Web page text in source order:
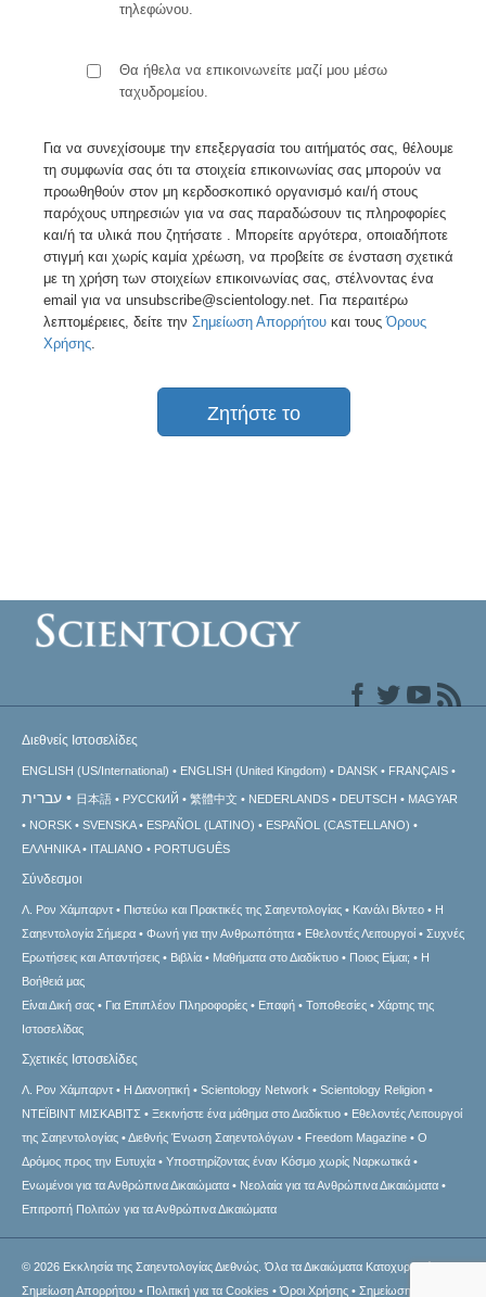
τηλεφώνου.
Θα ήθελα να επικοινωνείτε μαζί μου μέσω
ταχυδρομείου.
Για να συνεχίσουμε την επεξεργασία του αιτήματός σας, θέλουμε
τη συμφωνία σας ότι τα στοιχεία επικοινωνίας σας μπορούν να
προωθηθούν στον μη κερδοσκοπικό οργανισμό και/ή στους
παρόχους υπηρεσιών για να σας παραδώσουν τις πληροφορίες
και/ή τα υλικά που ζητήσατε . Μπορείτε αργότερα, οποιαδήποτε
στιγμή και χωρίς καμία χρέωση, να προβείτε σε ένσταση σχετικά
με τη χρήση των στοιχείων επικοινωνίας σας, στέλνοντας ένα
email για να unsubscribe@scientology.net. Για περαιτέρω
λεπτομέρειες, δείτε την Σημείωση Απορρήτου και τουςΌρους
Χρήσης.
Ζητήστε το
Διεθνείς Ιστοσελίδες
ENGLISH (US/International) ENGLISH (United Kingdom) DANSK FRANÇAIS
עברית 日本語 РУССКИЙ 繁體中文 NEDERLANDS DEUTSCH
MAGYAR
NORSK
SVENSKA ESPAÑOL (LATINO)
ESPAÑOL (CASTELLANO)
ΕΛΛΗΝΙΚA
ITALIANO PORTUGUÊS
Σύνδεσμοι
Λ. Ρον Χάμπαρντ Πιστεύω και Πρακτικές της Σαηεντολογίας Κανάλι Βίντεο
Η
Σαηεντολογία Σήμερα
Φωνή για την Ανθρωπότητα Εθελοντές Λειτουργοί
Συχνές
Ερωτήσεις και Απαντήσεις
Βιβλία Μαθήματα στο Διαδίκτυο Ποιος Είμαι;
Η
Βοήθειά μας
Είναι Δική σας
Για Επιπλέον Πληροφορίες Επαφή Τοποθεσίες
Χάρτης της
Ιστοσελίδας
Σχετικές Ιστοσελίδες
Λ. Ρον Χάμπαρντ Η Διανοητική Scientology Network
Scientology Religion
ΝΤΕΪΒΙΝΤ ΜΙΣΚAΒΙΤΣ
Ξεκινήστε ένα μάθημα στο Διαδίκτυο
Εθελοντές Λειτουργοί
της Σαηεντολογίας
Διεθνής Ένωση Σαηεντολόγων Freedom Magazine
Ο
Δρόμος προς την Ευτυχία
Υποστηρίζοντας έναν Κόσμο χωρίς Ναρκωτικά
Ενωµένοι για τα Ανθρώπινα Δικαιώµατα
Νεολαία για τα Ανθρώπινα Δικαιώματα
Επιτροπή Πολιτών για τα Ανθρώπινα Δικαιώματα
© 2026 Εκκλησία της Σαηεντολογίας Διεθνώς.Όλα τα Δικαιώματα Κατοχυρωμένα.
Σημείωση Απορρήτου • Πολιτική για τα Cookies •Όροι Χρήσης • Σημείωση σχετική